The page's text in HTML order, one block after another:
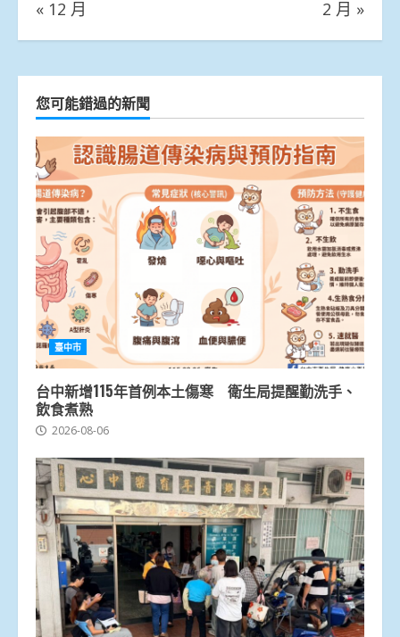
« 12 月 2 月 »
您可能錯過的新聞
臺中市
台中新增115年首例本土傷寒 衛生局提醒勤洗手、
飲食煮熟
2026-08-06